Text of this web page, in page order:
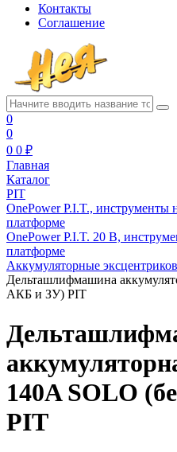
Контакты
Соглашение
0
0
0 0 ₽
Главная
Каталог
PIT
OnePower P.I.T., инструменты
платформе
OnePower P.I.T. 20 В,
платформе
Аккумуляторные
Дельташлифмашина
АКБ и ЗУ) PIT
140A SOLO
PIT